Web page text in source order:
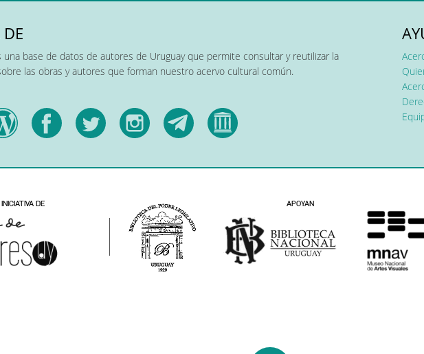
una base de datos de autores de Uruguay que permite consultar y reutilizar la
las obras y autores que forman nuestro acervo cultural común.